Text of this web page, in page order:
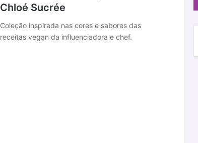
Chloé Sucrée
Coleção inspirada nas cores e sabores das
receitas vegan da influenciadora e chef.